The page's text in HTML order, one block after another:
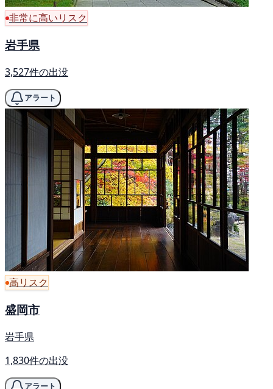
非常に高いリスク
岩手県
3,527件の出没
アラート
高リスク
盛岡市
岩手県
1,830件の出没
アラート